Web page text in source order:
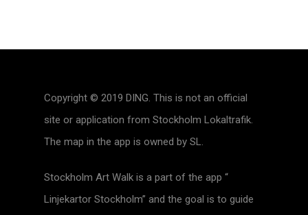
Copyright © 2019 DING. This is not an official
site or application from Stockholm Lokaltrafik.
The map in the app is owned by SL.
Stockholm Art Walk is a part of the app “
Linjekartor Stockholm” and the goal is to guide